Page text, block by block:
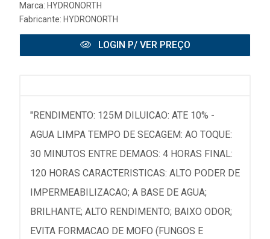
Marca: HYDRONORTH
Fabricante: HYDRONORTH
LOGIN P/ VER PREÇO
"RENDIMENTO: 125M DILUICAO: ATE 10% -
AGUA LIMPA TEMPO DE SECAGEM: AO TOQUE:
30 MINUTOS ENTRE DEMAOS: 4 HORAS FINAL:
120 HORAS CARACTERISTICAS: ALTO PODER DE
IMPERMEABILIZACAO; A BASE DE AGUA;
BRILHANTE; ALTO RENDIMENTO; BAIXO ODOR;
EVITA FORMACAO DE MOFO (FUNGOS E